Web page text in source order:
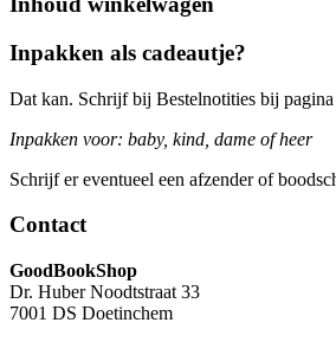
Inpakken als cadeautje?
Dat kan. Schrijf bij Bestelnotities bij pagina
Inpakken voor: baby, kind, dame of heer
Schrijf er eventueel een afzender of
Contact
GoodBookShop
Dr. Huber Noodtstraat 33
7001 DS Doetinchem